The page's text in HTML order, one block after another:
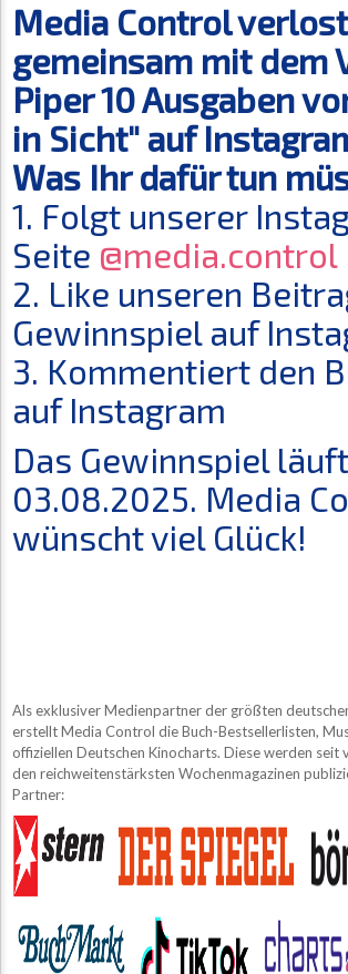
Media Control verlost
gemeinsam mit dem
Piper 10 Ausgaben
in Sicht" auf
Was Ihr dafür tun
1. Folgt unserer
Seite @media.control
2. Like unseren
Gewinnspiel auf
3. Kommentiert den
auf Instagram
Das Gewinnspiel
03.08.2025. Media
wünscht viel Glück!
Als exklusiver Medienpartner der größten
erstellt Media Control die Buch-Bestsellerlisten,
offiziellen Deutschen Kinocharts. Diese werden seit
den reichweitenstärksten Wochenmagazinen
Partner: